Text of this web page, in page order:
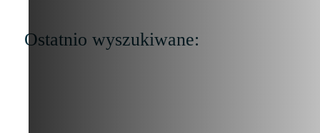
Ostatnio wyszukiwane: